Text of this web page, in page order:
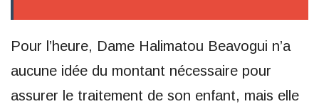
Pour l’heure, Dame Halimatou Beavogui n’a
aucune idée du montant nécessaire pour
assurer le traitement de son enfant, mais elle